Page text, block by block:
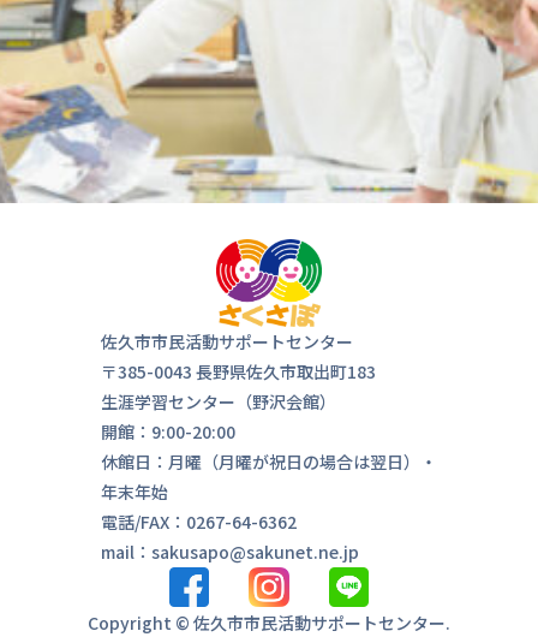
佐久市市民活動サポートセンター
〒385-0043 長野県佐久市取出町183
生涯学習センター（野沢会館）
開館：9:00-20:00
休館日：月曜（月曜が祝日の場合は翌日）・
年末年始
電話/FAX：0267-64-6362
mail：sakusapo@sakunet.ne.jp
Copyright © 佐久市市民活動サポートセンター.